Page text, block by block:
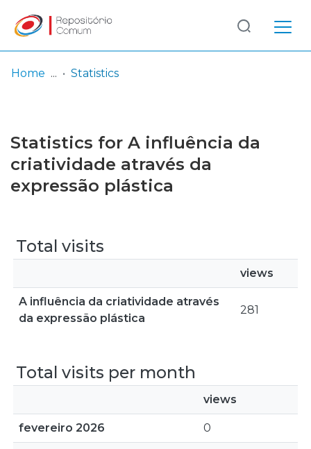
Browse repository
Entities
Log
In
(current)
Home Statistics
Statistics for A influência da
criatividade através da
expressão plástica
Total visits
views
A influência da criatividade através
da expressão plástica
281
Total visits per month
views
fevereiro 2026 0